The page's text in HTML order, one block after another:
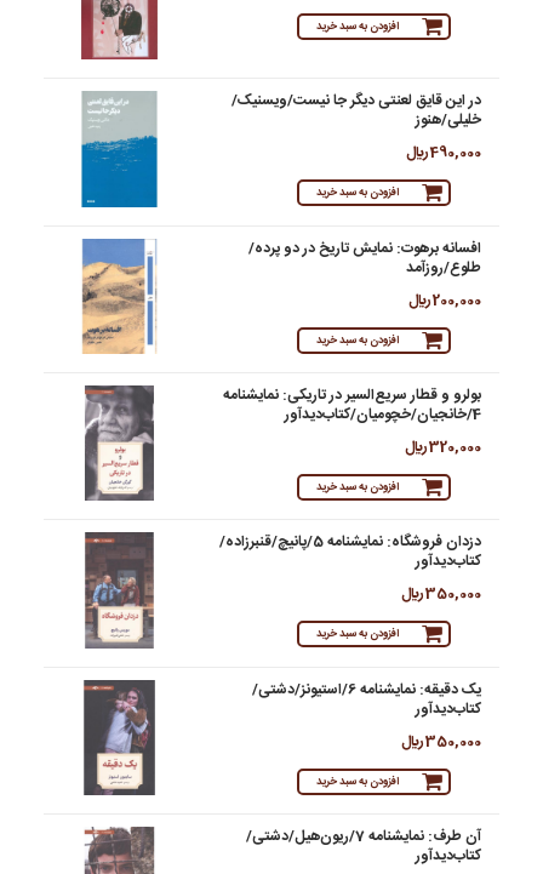
افزودن به سبد خرید
در این قایق لعنتی دیگر جا نیست/ویسنیک/
خلیلی/هنوز
490,000 ريال
افزودن به سبد خرید
افسانه برهوت: نمایش تاریخ در دو پرده/
طلوع/روزآمد
200,000 ريال
افزودن به سبد خرید
بولرو و قطار سریع‌السیر در تاریکی: نمایشنامه
4/خانجیان/خچومیان/کتاب‌دیدآور
320,000 ريال
افزودن به سبد خرید
دزدان فروشگاه: نمایشنامه 5/پانیچ/قنبرزاده/
کتاب‌دیدآور
350,000 ريال
افزودن به سبد خرید
یک دقیقه: نمایشنامه 6/استیونز/دشتی/
کتاب‌دیدآور
350,000 ريال
افزودن به سبد خرید
آن طرف: نمایشنامه 7/ریون‌هیل/دشتی/
کتاب‌دیدآور